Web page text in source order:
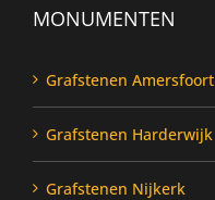
MONUMENTEN
Grafstenen Amersfoort
Grafstenen Harderwijk
Grafstenen Nijkerk